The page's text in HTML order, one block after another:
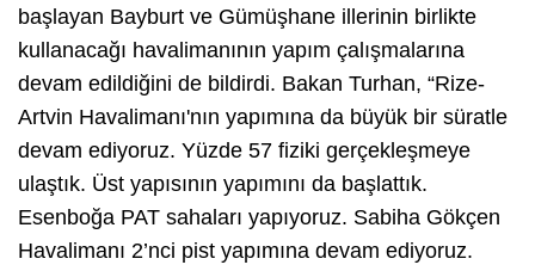
başlayan Bayburt ve Gümüşhane illerinin birlikte
kullanacağı havalimanının yapım çalışmalarına
devam edildiğini de bildirdi. Bakan Turhan, “Rize-
Artvin Havalimanı'nın yapımına da büyük bir süratle
devam ediyoruz. Yüzde 57 fiziki gerçekleşmeye
ulaştık. Üst yapısının yapımını da başlattık.
Esenboğa PAT sahaları yapıyoruz. Sabiha Gökçen
Havalimanı 2’nci pist yapımına devam ediyoruz.